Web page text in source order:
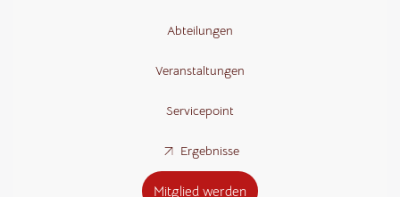
Abteilungen
Veranstaltungen
Servicepoint
Ergebnisse
Mitglied werden